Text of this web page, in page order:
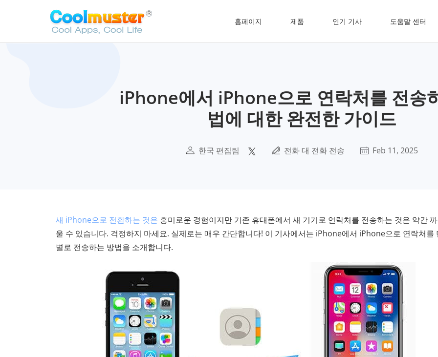
홈페이지 제품 인기 기사 도움말 센터
iPhone에서 iPhone으로 연락처를 전송
법에 대한 완전한 가이드
한국 편집팀 전화 대 전화 전송 Feb 11, 2025
새 iPhone으로 전환하는 것은 흥미로운 경험이지만 기존 휴대폰에서 새 기기로 연락처를 전송하는 것은 약간
울 수 있습니다. 걱정하지 마세요. 실제로는 매우 간단합니다! 이 기사에서는 iPhone에서 iPhone으로 연락처를
별로 전송하는 방법을 소개합니다.